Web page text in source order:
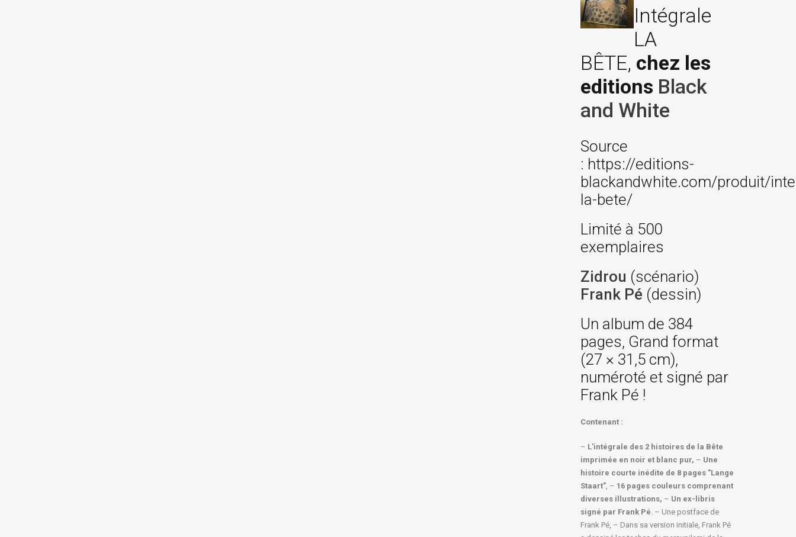
Intégrale
LA
BÊTE, chez les
editions Black
and White
Source
: https://editions-
blackandwhite.com/produit/
la-bete/
Limité à 500
exemplaires
Zidrou (scénario)
Frank Pé (dessin)
Un album de 384
pages, Grand format
(27 × 31,5 cm),
numéroté et signé par
Frank Pé !
Contenant :
– L'intégrale des 2 histoires de la Bête
imprimée en noir et blanc pur, – Une
histoire courte inédite de 8 pages "Lange
Staart", – 16 pages couleurs comprenant
diverses illustrations, – Un ex-libris
signé par Frank Pé. – Une postface de
Frank Pé, – Dans sa version initiale, Frank Pé